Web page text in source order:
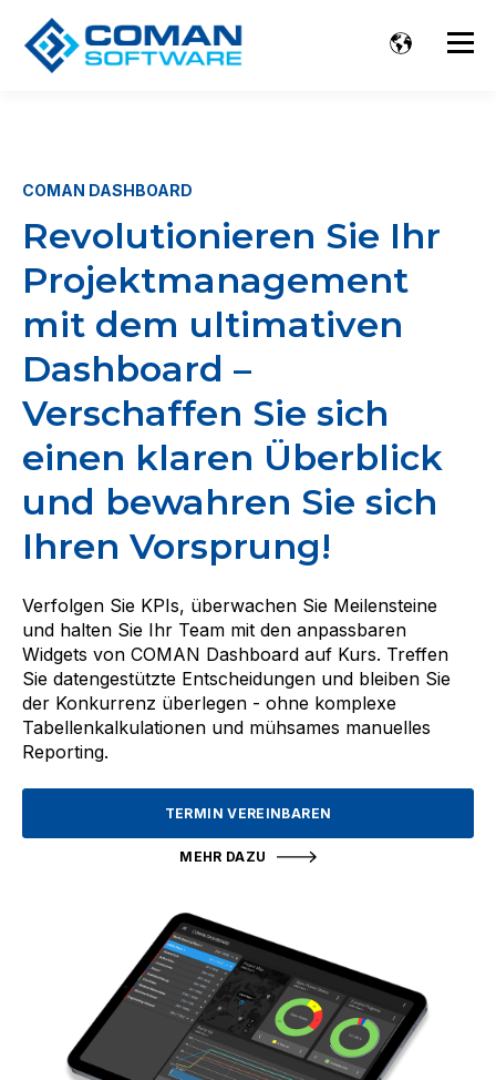
COMAN DASHBOARD
Revolutionieren Sie Ihr
Projektmanagement
mit dem ultimativen
Dashboard –
Verschaffen Sie sich
einen klaren Überblick
und bewahren Sie sich
Ihren Vorsprung!
Verfolgen Sie KPIs, überwachen Sie Meilensteine
und halten Sie Ihr Team mit den anpassbaren
Widgets von COMAN Dashboard auf Kurs. Treffen
Sie datengestützte Entscheidungen und bleiben Sie
der Konkurrenz überlegen - ohne komplexe
Tabellenkalkulationen und mühsames manuelles
Reporting.
TERMIN VEREINBAREN
MEHR DAZU